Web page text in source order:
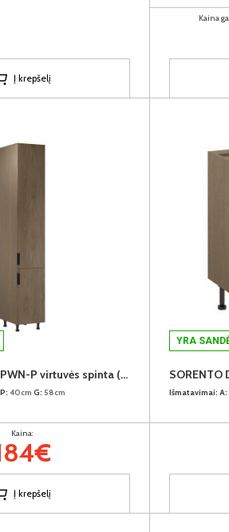
Į krepšelį
Kaina
SORENTO D40SPWN-P virtuvės spinta (dešininė) (Baltic Storm/Baltic Storm)
P: 40cm G: 58cm
Kaina:
Į krepšelį
YRA
Išmatavimai: A: